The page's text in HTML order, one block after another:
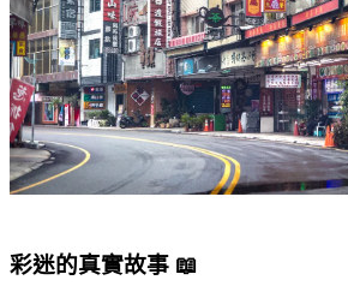
彩迷的真實故事 📖